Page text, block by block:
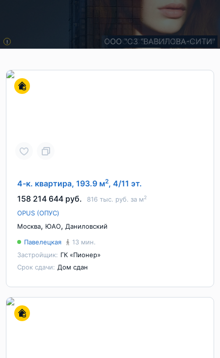
ООО "СЗ "АГАТ"
ООО "СЗ "ВАВИЛОВА-СИТИ"
! ООО «СЗ «ЛСР. Объект-М»
4-к. квартира, 193.9 м2, 4/11 эт.
158 214 644 руб.
816 тыс. руб. за м2
OPUS (ОПУС)
Москва, ЮАО, Даниловский
Павелецкая
13 мин.
Застройщик: ГК «Пионер»
Срок сдачи: Дом сдан